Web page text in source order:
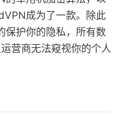
成为了一款。除此
保护你的隐私，所有数
营商无法窥视你的个人